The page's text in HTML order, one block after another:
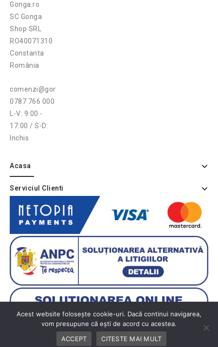
Gonga.ro
SC Gonga
Shop SRL
RO40071310
Constanta
România
comenzi@gonga.ro
0787 766 000
L-V: 9:00 -
17:00 / S-D:
Inchis
Acasa
Serviciul Clienti
Acest website folosește cookie-uri. Dacă continui navigarea,
vom presupune că ești de acord cu acestea.
ACCEPT
CITESTE MAI MULT